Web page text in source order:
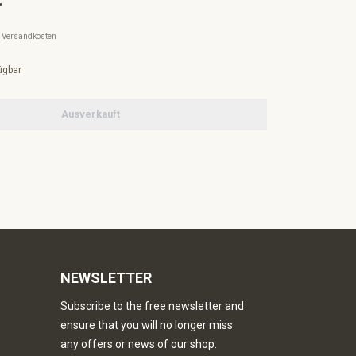
Ausverkauft
NEWSLETTER
Subscribe to the free newsletter and
ensure that you will no longer miss
any offers or news of our shop.